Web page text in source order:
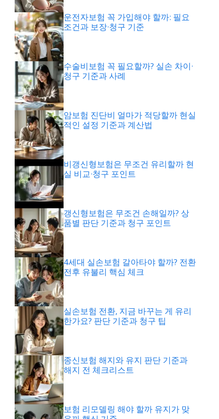
운전자보험 꼭 가입해야 할까: 필요
조건과 보장·청구 기준
수술비보험 꼭 필요할까? 실손 차이·
청구 기준과 사례
암보험 진단비 얼마가 적당할까 현실
적인 설정 기준과 계산법
비갱신형보험은 무조건 유리할까 현
실 비교·청구 포인트
갱신형보험은 무조건 손해일까? 상
품별 판단 기준과 청구 포인트
4세대 실손보험 갈아타야 할까? 전환
전후 유불리 핵심 체크
실손보험 전환, 지금 바꾸는 게 유리
한가요? 판단 기준과 청구 팁
종신보험 해지와 유지 판단 기준과
해지 전 체크리스트
보험 리모델링 해야 할까 유지가 맞